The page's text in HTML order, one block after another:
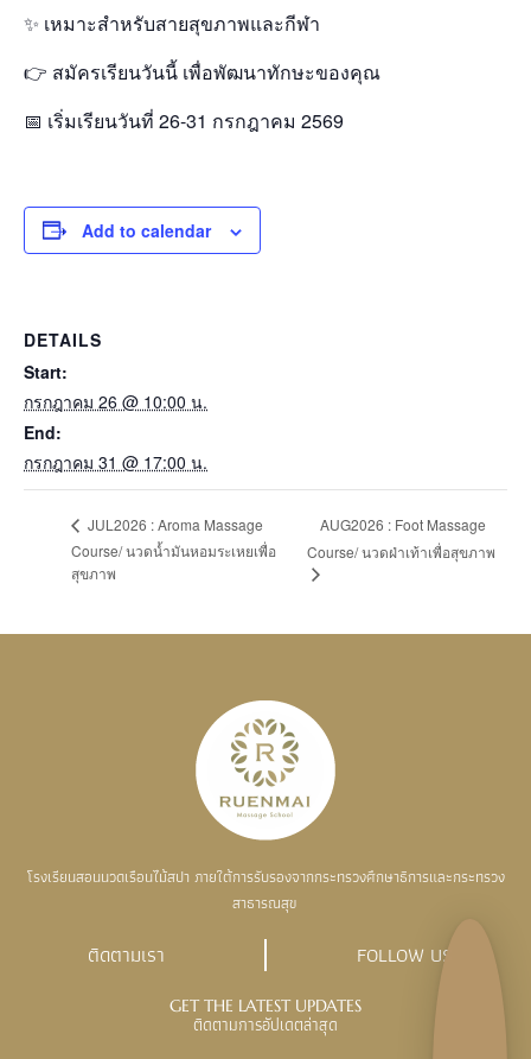
✨ เหมาะสำหรับสายสุขภาพและกีฬา
👉 สมัครเรียนวันนี้ เพื่อพัฒนาทักษะของคุณ
📅 เริ่มเรียนวันที่ 26-31 กรกฎาคม 2569
Add to calendar
DETAILS
Start:
กรกฎาคม 26 @ 10:00 น.
End:
กรกฎาคม 31 @ 17:00 น.
JUL2026 : Aroma Massage
Course/ นวดน้ำมันหอมระเหยเพื่อ
สุขภาพ
AUG2026 : Foot Massage
Course/ นวดฝ่าเท้าเพื่อสุขภาพ
โรงเรียนสอนนวดเรือนไม้สปา ภายใต้การรับรองจากกระทรวงศึกษาธิการและกระทรวง
สาธารณสุข
ติดตามเรา FOLLOW US
GET THE LATEST UPDATES
ติดตามการอัปเดตล่าสุด